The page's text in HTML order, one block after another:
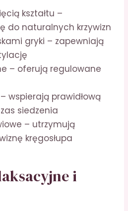
kształtu –
do naturalnych krzywizn
gryki – zapewniają
– oferują regulowane
wspierają prawidłową
siedzenia
– utrzymują
kręgosłupa
i